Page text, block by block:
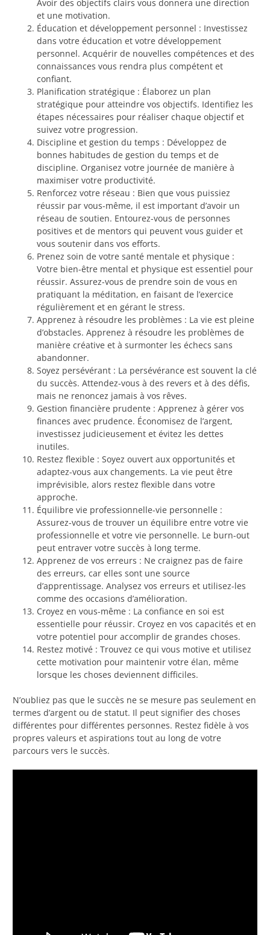
Avoir des objectifs clairs vous donnera une direction
et une motivation.
Éducation et développement personnel : Investissez
dans votre éducation et votre développement
personnel. Acquérir de nouvelles compétences et des
connaissances vous rendra plus compétent et
confiant.
Planification stratégique : Élaborez un plan
stratégique pour atteindre vos objectifs. Identifiez les
étapes nécessaires pour réaliser chaque objectif et
suivez votre progression.
Discipline et gestion du temps : Développez de
bonnes habitudes de gestion du temps et de
discipline. Organisez votre journée de manière à
maximiser votre productivité.
Renforcez votre réseau : Bien que vous puissiez
réussir par vous-même, il est important d’avoir un
réseau de soutien. Entourez-vous de personnes
positives et de mentors qui peuvent vous guider et
vous soutenir dans vos efforts.
Prenez soin de votre santé mentale et physique :
Votre bien-être mental et physique est essentiel pour
réussir. Assurez-vous de prendre soin de vous en
pratiquant la méditation, en faisant de l’exercice
régulièrement et en gérant le stress.
Apprenez à résoudre les problèmes : La vie est pleine
d’obstacles. Apprenez à résoudre les problèmes de
manière créative et à surmonter les échecs sans
abandonner.
Soyez persévérant : La persévérance est souvent la clé
du succès. Attendez-vous à des revers et à des défis,
mais ne renoncez jamais à vos rêves.
Gestion financière prudente : Apprenez à gérer vos
finances avec prudence. Économisez de l’argent,
investissez judicieusement et évitez les dettes
inutiles.
Restez flexible : Soyez ouvert aux opportunités et
adaptez-vous aux changements. La vie peut être
imprévisible, alors restez flexible dans votre
approche.
Équilibre vie professionnelle-vie personnelle :
Assurez-vous de trouver un équilibre entre votre vie
professionnelle et votre vie personnelle. Le burn-out
peut entraver votre succès à long terme.
Apprenez de vos erreurs : Ne craignez pas de faire
des erreurs, car elles sont une source
d’apprentissage. Analysez vos erreurs et utilisez-les
comme des occasions d’amélioration.
Croyez en vous-même : La confiance en soi est
essentielle pour réussir. Croyez en vos capacités et en
votre potentiel pour accomplir de grandes choses.
Restez motivé : Trouvez ce qui vous motive et utilisez
cette motivation pour maintenir votre élan, même
lorsque les choses deviennent difficiles.
N’oubliez pas que le succès ne se mesure pas seulement en
termes d’argent ou de statut. Il peut signifier des choses
différentes pour différentes personnes. Restez fidèle à vos
propres valeurs et aspirations tout au long de votre
parcours vers le succès.